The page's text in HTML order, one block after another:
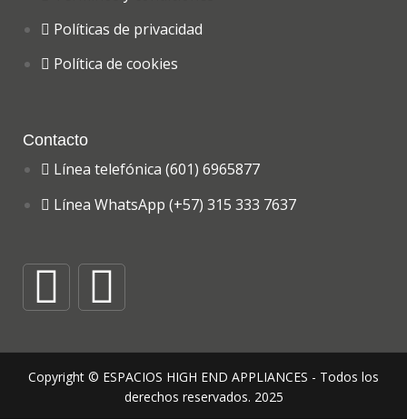
Políticas de privacidad
Política de cookies
Contacto
Línea telefónica (601) 6965877
Línea WhatsApp (+57) 315 333 7637
Copyright © ESPACIOS HIGH END APPLIANCES - Todos los
derechos reservados. 2025